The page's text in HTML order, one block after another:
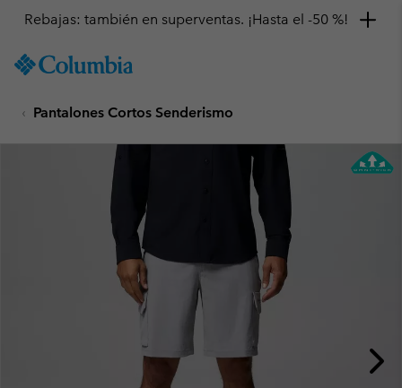
TO
SKIP
MAIN
Rebajas: también en superventas. ¡Hasta el -50 %!
Pantalones Cortos Senderismo